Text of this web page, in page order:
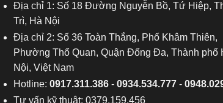
Địa chỉ 1: Số 18 Đường Nguyễn Bồ, Tứ Hiệp,
Trì, Hà Nội
Địa chỉ 2: Số 36 Toàn Thắng, Phố Khâm Thiên,
Phường Thổ Quan, Quận Đống Đa, Thành phố
Nội, Việt Nam
Hotline:0917.311.386 -0934.534.777 -
Tư vấn kỹ thuật: 0379.159.456